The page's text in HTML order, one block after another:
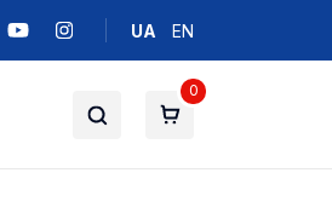
UA EN
0